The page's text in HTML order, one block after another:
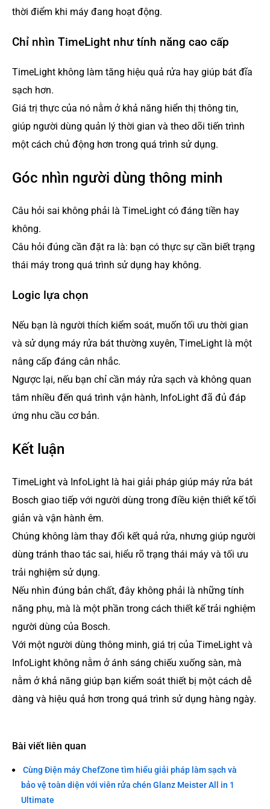
thời điểm khi máy đang hoạt động.
Chỉ nhìn TimeLight như tính năng cao cấp
TimeLight không làm tăng hiệu quả rửa hay giúp bát đĩa
sạch hơn.
Giá trị thực của nó nằm ở khả năng hiển thị thông tin,
giúp người dùng quản lý thời gian và theo dõi tiến trình
một cách chủ động hơn trong quá trình sử dụng.
Góc nhìn người dùng thông minh
Câu hỏi sai không phải là TimeLight có đáng tiền hay
không.
Câu hỏi đúng cần đặt ra là: bạn có thực sự cần biết trạng
thái máy trong quá trình sử dụng hay không.
Logic lựa chọn
Nếu bạn là người thích kiểm soát, muốn tối ưu thời gian
và sử dụng máy rửa bát thường xuyên, TimeLight là một
nâng cấp đáng cân nhắc.
Ngược lại, nếu bạn chỉ cần máy rửa sạch và không quan
tâm nhiều đến quá trình vận hành, InfoLight đã đủ đáp
ứng nhu cầu cơ bản.
Kết luận
TimeLight và InfoLight là hai giải pháp giúp máy rửa bát
Bosch giao tiếp với người dùng trong điều kiện thiết kế tối
giản và vận hành êm.
Chúng không làm thay đổi kết quả rửa, nhưng giúp người
dùng tránh thao tác sai, hiểu rõ trạng thái máy và tối ưu
trải nghiệm sử dụng.
Nếu nhìn đúng bản chất, đây không phải là những tính
năng phụ, mà là một phần trong cách thiết kế trải nghiệm
người dùng của Bosch.
Với một người dùng thông minh, giá trị của TimeLight và
InfoLight không nằm ở ánh sáng chiếu xuống sàn, mà
nằm ở khả năng giúp bạn kiểm soát thiết bị một cách dễ
dàng và hiệu quả hơn trong quá trình sử dụng hàng ngày.
Bài viết liên quan
Cùng Điện máy ChefZone tìm hiểu giải pháp làm sạch và
bảo vệ toàn diện với viên rửa chén Glanz Meister All in 1
Ultimate